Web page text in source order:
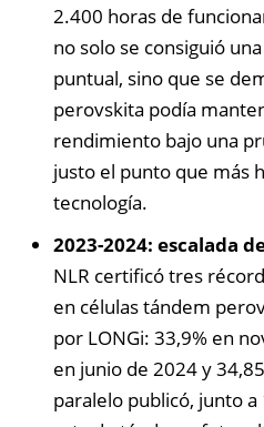
2.400 horas de
no solo se consiguió
puntual, sino que se
perovskita podía
rendimiento bajo una
justo el punto que más
tecnología.
2023-2024: escalada
NLR certificó tres
en células tándem
por LONGi: 33,9% en
en junio de 2024 y
paralelo publicó, junto